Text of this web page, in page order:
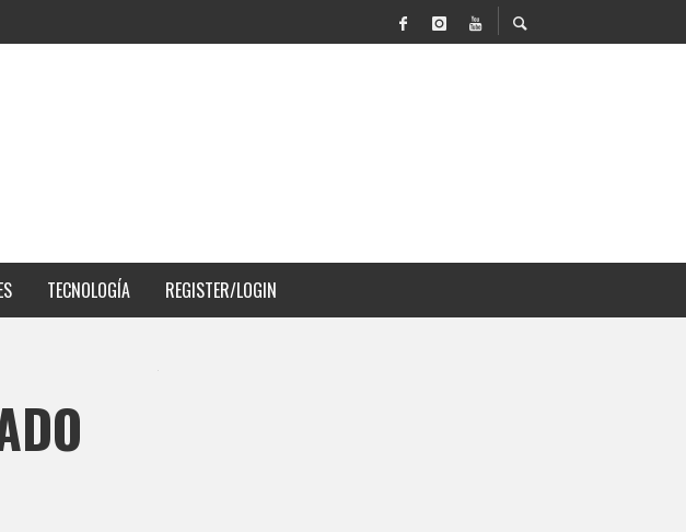
VIDA DEL TRANSEÚNTE TICO CON MOVILIDAD Y PAISAJISMO
EL TALENTO DE MÁS DE 100 DJS A COSTA RICA
TECNOLOGÍA REGISTER/LOGIN